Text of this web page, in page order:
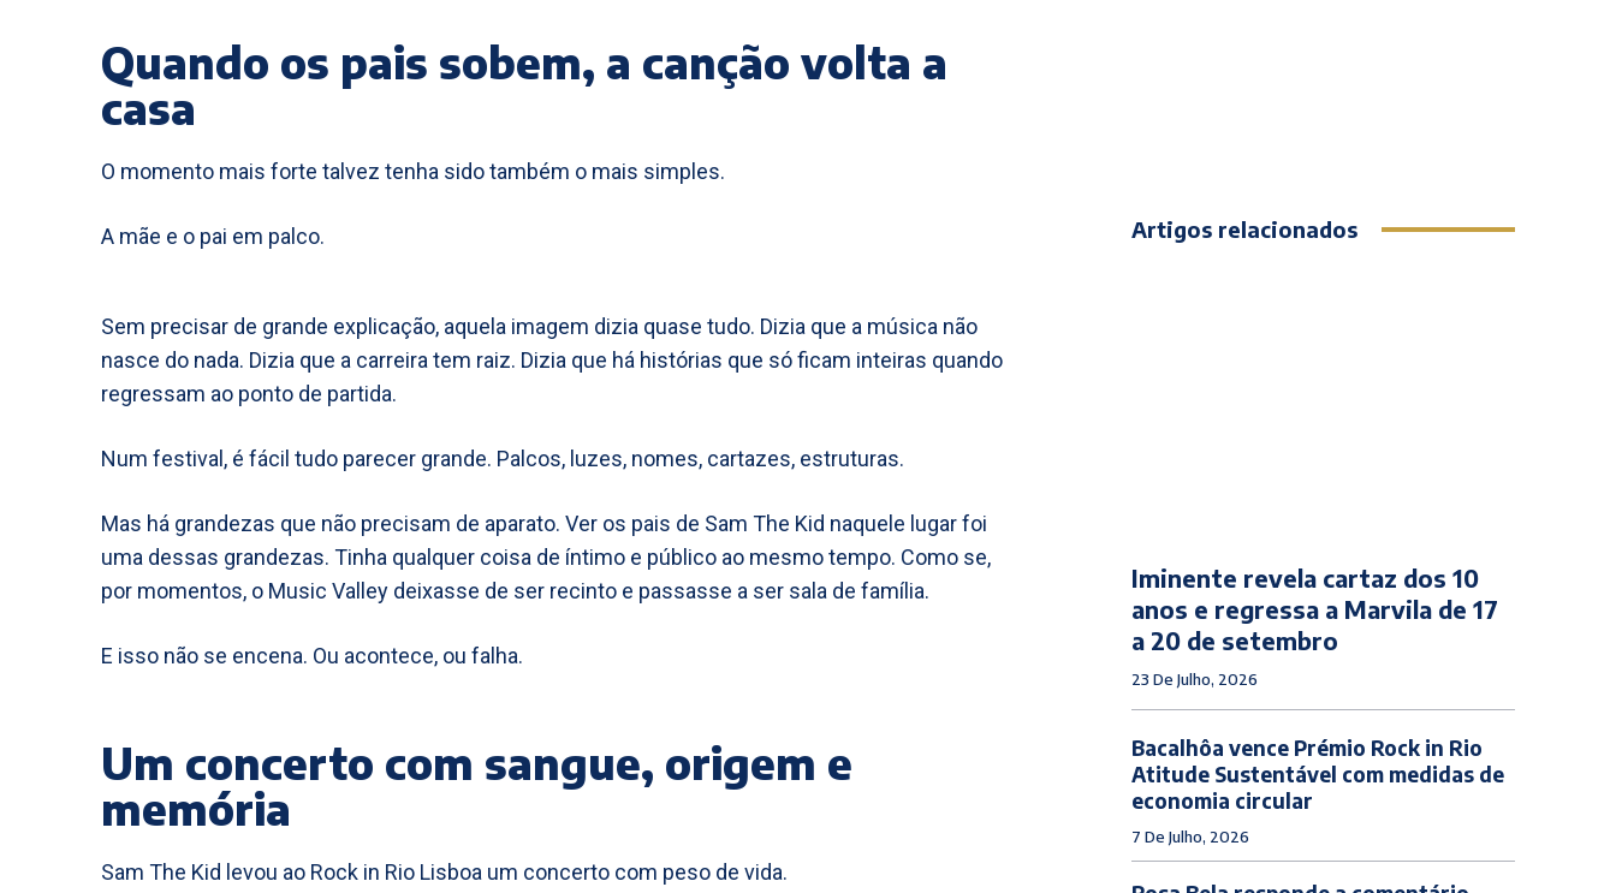
Quando os pais sobem, a canção volta a
casa
O momento mais forte talvez tenha sido também o mais simples.
A mãe e o pai em palco.
Sem precisar de grande explicação, aquela imagem dizia quase tudo. Dizia que a música não
nasce do nada. Dizia que a carreira tem raiz. Dizia que há histórias que só ficam inteiras quando
regressam ao ponto de partida.
Num festival, é fácil tudo parecer grande. Palcos, luzes, nomes, cartazes, estruturas.
Mas há grandezas que não precisam de aparato. Ver os pais de Sam The Kid naquele lugar foi
uma dessas grandezas. Tinha qualquer coisa de íntimo e público ao mesmo tempo. Como se,
por momentos, o Music Valley deixasse de ser recinto e passasse a ser sala de família.
E isso não se encena. Ou acontece, ou falha.
Um concerto com sangue, origem e
memória
Sam The Kid levou ao Rock in Rio Lisboa um concerto com peso de vida.
Artigos relacionados
Iminente revela cartaz dos 10
anos e regressa a Marvila de 17
a 20 de setembro
23 De Julho, 2026
Bacalhôa vence Prémio Rock in Rio
Atitude Sustentável com medidas de
economia circular
7 De Julho, 2026